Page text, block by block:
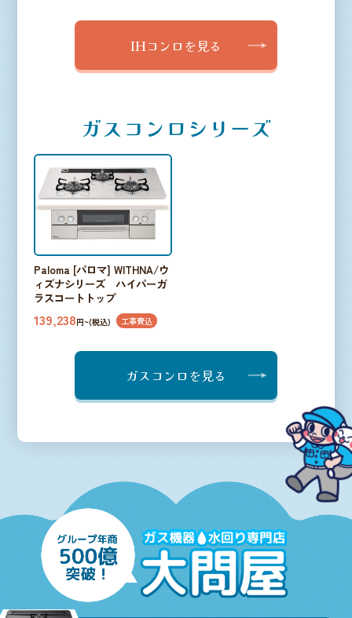
IHコンロを見る
ガスコンロシリーズ
Paloma [パロマ] WITHNA/ウ
ィズナシリーズ ハイパーガ
ラスコートトップ
139,238円~(税込) 工事費込
ガスコンロを見る